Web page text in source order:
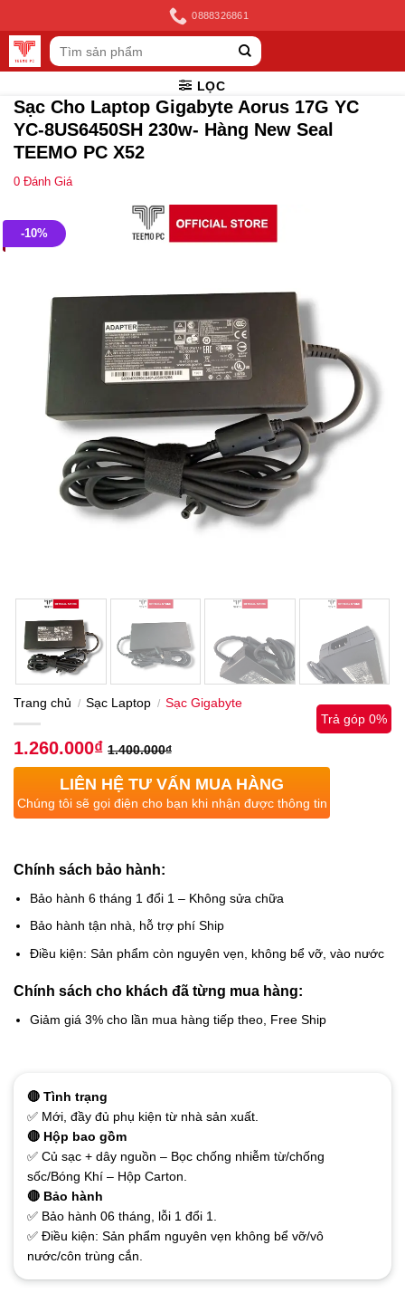
to
content
0888326861
Tìm
kiếm:
LỌC
Sạc Cho Laptop Gigabyte Aorus 17G YC
YC-8US6450SH 230w- Hàng New Seal
TEEMO PC X52
0 Đánh Giá
-10%
Trang chủ / Sạc Laptop / Sạc Gigabyte
1.260.000₫ 1.400.000₫
Trả góp 0%
LIÊN HỆ TƯ VẤN MUA HÀNG
Chúng tôi sẽ gọi điện cho bạn khi nhận được thông tin
Chính sách bảo hành:
Bảo hành 6 tháng 1 đổi 1 – Không sửa chữa
Bảo hành tận nhà, hỗ trợ phí Ship
Điều kiện: Sản phẩm còn nguyên vẹn, không bể vỡ, vào nước
Chính sách cho khách đã từng mua hàng:
Giảm giá 3% cho lần mua hàng tiếp theo, Free Ship
🔴 Tình trạng
✅ Mới, đầy đủ phụ kiện từ nhà sản xuất.
🔴 Hộp bao gồm
✅ Củ sạc + dây nguồn – Bọc chống nhiễm từ/chống
sốc/Bóng Khí – Hộp Carton.
🔴 Bảo hành
✅ Bảo hành 06 tháng, lỗi 1 đổi 1.
✅ Điều kiện: Sản phẩm nguyên vẹn không bể vỡ/vô
nước/côn trùng cắn.